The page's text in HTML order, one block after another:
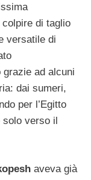
di taglio
versatile di
grazie ad alcuni
dai sumeri,
per l’Egitto
verso il
aveva già